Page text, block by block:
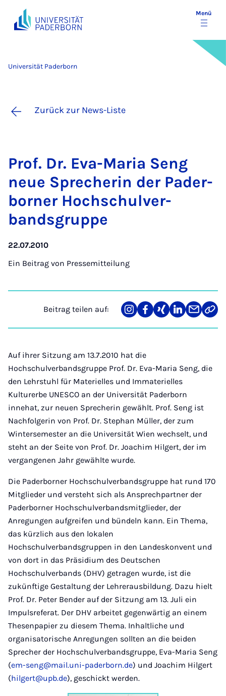
Menü
Universität Paderborn
Zurück zur News-Liste
Prof. Dr. Eva-Ma­ria Seng
neue Spre­che­rin der Pa­der­
bor­ner Hoch­schul­ver­
bands­grup­pe
22.07.2010
Ein Beitrag von Pressemitteilung
Beitrag teilen auf:
Teilen
auf
Teilen
auf
Teilen
auf
Teilen
auf
Teilen
über
Link
Auf ihrer Sitzung am 13.7.2010 hat die
Hochschulverbandsgruppe Prof. Dr. Eva-Maria Seng, die
den Lehrstuhl für Materielles und Immaterielles
Kulturerbe UNESCO an der Universität Paderborn
innehat, zur neuen Sprecherin gewählt. Prof. Seng ist
Nachfolgerin von Prof. Dr. Stephan Müller, der zum
Wintersemester an die Universität Wien wechselt, und
steht an der Seite von Prof. Dr. Joachim Hilgert, der im
vergangenen Jahr gewählte wurde.
Die Paderborner Hochschulverbandsgruppe hat rund 170
Mitglieder und versteht sich als Ansprechpartner der
Paderborner Hochschulverbandsmitglieder, der
Anregungen aufgreifen und bündeln kann. Ein Thema,
das kürzlich aus den lokalen
Hochschulverbandsgruppen in den Landeskonvent und
von dort in das Präsidium des Deutschen
Hochschulverbands (DHV) getragen wurde, ist die
zukünftige Gestaltung der Lehrerausbildung. Dazu hielt
Prof. Dr. Peter Bender auf der Sitzung am 13. Juli ein
Impulsreferat. Der DHV arbeitet gegenwärtig an einem
Thesenpapier zu diesem Thema. Inhaltliche und
organisatorische Anregungen sollten an die beiden
Sprecher der Hochschulverbandsgruppe, Eva-Maria Seng
(em-seng@mail.uni-paderborn.de) und Joachim Hilgert
(hilgert@upb.de), geschickt werden.